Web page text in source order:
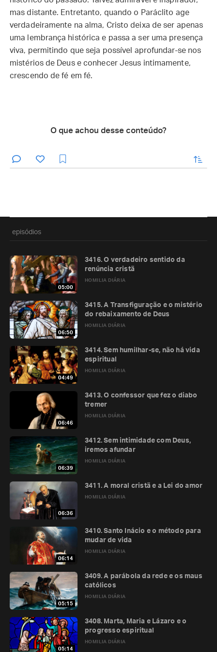
mas distante. Entretanto, quando o Paráclito age
verdadeiramente na alma, Cristo deixa de ser apenas
uma lembrança histórica e passa a ser uma presença
viva, permitindo que seja possível aprofundar-se nos
mistérios de Deus e conhecer Jesus intimamente,
crescendo de fé em fé.
O que achou desse conteúdo?
enviar
episódios
05:00
HOMILIA DIÁRIA
3416. O verdadeiro sentido da
renúncia cristã
06:50
HOMILIA DIÁRIA
3415. A Transfiguração e o mistério
do rebaixamento de Deus
04:49
HOMILIA DIÁRIA
3414. Sem humilhar-se, não há vida
espiritual
06:46
HOMILIA DIÁRIA
3413. O confessor que fez o diabo
tremer
06:39
HOMILIA DIÁRIA
3412. Sem intimidade com Deus,
iremos afundar
06:36
HOMILIA DIÁRIA
3411. A moral cristã e a Lei do amor
06:14
HOMILIA DIÁRIA
3410. Santo Inácio e o método para
mudar de vida
05:15
HOMILIA DIÁRIA
3409. A parábola da rede e os maus
católicos
05:14
HOMILIA DIÁRIA
3408. Marta, Maria e Lázaro e o
progresso espiritual